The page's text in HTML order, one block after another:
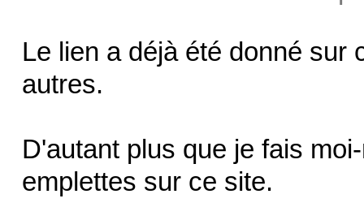
Le lien a déjà été donné sur
autres.
D'autant plus que je fais
emplettes sur ce site.